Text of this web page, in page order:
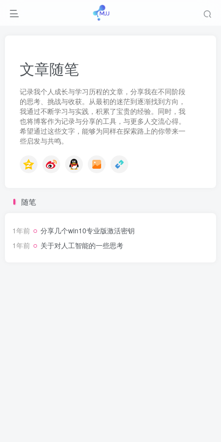
文章随笔
记录我个人成长与学习历程的文章，分享我在不同阶段
的思考、挑战与收获。从最初的迷茫到逐渐找到方向，
我通过不断学习与实践，积累了宝贵的经验。同时，我
也将博客作为记录与分享的工具，与更多人交流心得。
希望通过这些文字，能够为同样在探索路上的你带来一
些启发与共鸣。
随笔
1年前
分享几个win10专业版激活密钥
1年前
关于对人工智能的一些思考